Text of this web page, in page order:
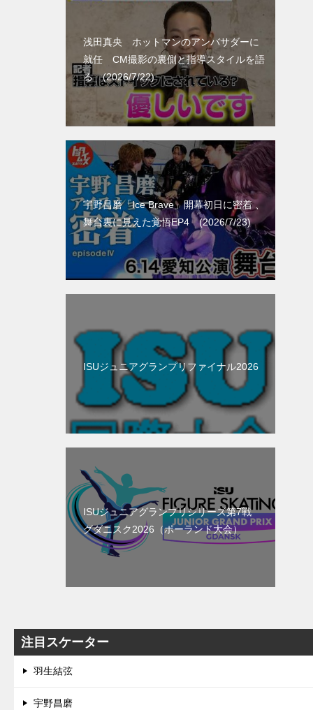
浅田真央 ホットマンのアンバサダーに
就任 CM撮影の裏側と指導スタイルを語
る (2026/7/22)
宇野昌磨「Ice Brave」開幕初日に密着 、
舞台裏に見えた覚悟EP4 (2026/7/23)
ISUジュニアグランプリファイナル2026
ISUジュニアグランプリシリーズ第7戦
グダニスク2026（ポーランド大会）
注目スケーター
羽生結弦
宇野昌磨